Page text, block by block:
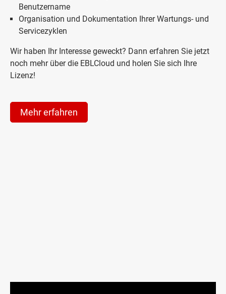
Benutzername
Organisation und Dokumentation Ihrer Wartungs- und
Servicezyklen
Wir haben Ihr Interesse geweckt? Dann erfahren Sie jetzt
noch mehr über die EBLCloud und holen Sie sich Ihre
Lizenz!
Mehr erfahren